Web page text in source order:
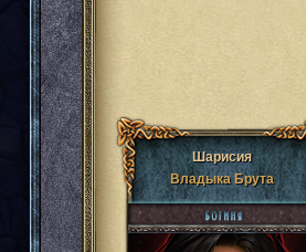
Шарисия
Владыка Брута